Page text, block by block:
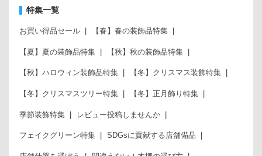
特集一覧
お買い得品セール 【春】春の装飾品特集
【夏】夏の装飾品特集 【秋】秋の装飾品特集
【秋】ハロウィン装飾品特集 【冬】クリスマス装飾特集
【冬】クリスマスツリー特集 【冬】正月飾り特集
季節装飾特集 レビュー投稿しませんか
フェイクグリーン特集 SDGsに貢献する店舗備品